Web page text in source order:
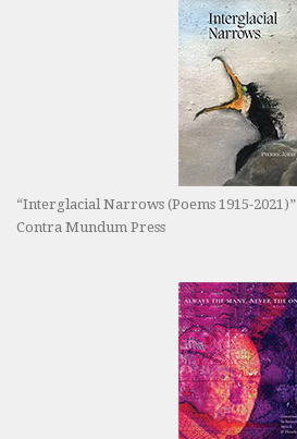
“Interglacial Narrows (Poems 1915-2021)”
Contra Mundum Press